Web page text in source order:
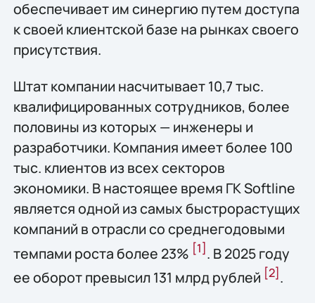
обеспечивает им синергию путем доступа
к своей клиентской базе на рынках своего
присутствия.
Штат компании насчитывает 10,7 тыс.
квалифицированных сотрудников, более
половины из которых — инженеры и
разработчики. Компания имеет более 100
тыс. клиентов из всех секторов
экономики. В настоящее время ГК Softline
является одной из самых быстрорастущих
компаний в отрасли со среднегодовыми
темпами роста более 23% [1] . В 2025 году
ее оборот превысил 131 млрд рублей [2] .